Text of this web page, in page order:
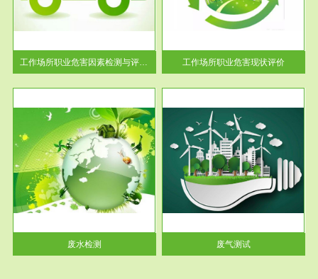
工作场所职业危害因素检测与评价...
【现状评价意义】：具体因素---
-通过质谱分析等多种手段明确
工作场...
工作场所职业危害现状评价
废水检测
服务范围
废气测试
检测范围工业废气检测包括有机
废气和无机废气。有机废气主要
包括...
废气测试